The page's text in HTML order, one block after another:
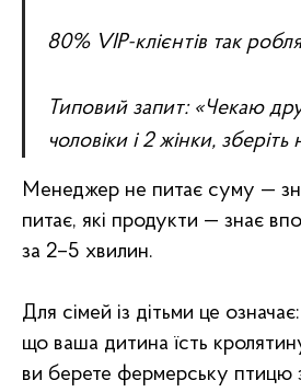
80% VIP-клієнтів так
Типовий запит: «Чекаю
чоловіки і 2 жінки, зберіть
Менеджер не питає суму —
питає, які продукти — знає
за 2–5 хвилин.
Для сімей із дітьми це
що ваша дитина їсть
ви берете фермерську птицю